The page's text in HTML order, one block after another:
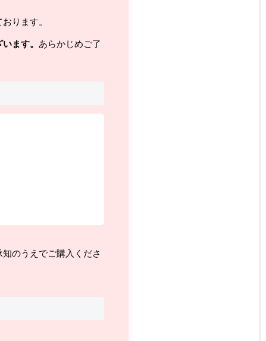
ります。
ます。 あらかじめご了
のうえでご購入くださ